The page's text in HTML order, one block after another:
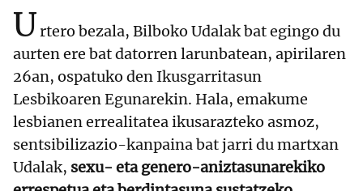
Urtero bezala, Bilboko Udalak bat egingo du
aurten ere bat datorren larunbatean, apirilaren
26an, ospatuko den Ikusgarritasun
Lesbikoaren Egunarekin. Hala, emakume
lesbianen errealitatea ikusarazteko asmoz,
sentsibilizazio-kanpaina bat jarri du martxan
Udalak, sexu- eta genero-aniztasunarekiko